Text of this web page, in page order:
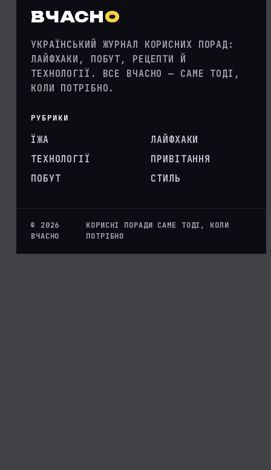
ВЧАСНО
УКРАЇНСЬКИЙ ЖУРНАЛ КОРИСНИХ ПОРАД:
ЛАЙФХАКИ, ПОБУТ, РЕЦЕПТИ Й
ТЕХНОЛОГІЇ. ВСЕ ВЧАСНО — САМЕ ТОДІ,
КОЛИ ПОТРІБНО.
РУБРИКИ
ЇЖА
ТЕХНОЛОГІЇ
ПОБУТ
ЛАЙФХАКИ
ПРИВІТАННЯ
СТИЛЬ
© 2026
ВЧАСНО
КОРИСНІ ПОРАДИ САМЕ ТОДІ, КОЛИ
ПОТРІБНО